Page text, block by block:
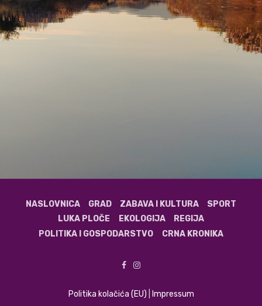
NASLOVNICA GRAD ZABAVA I KULTURA
SPORT
LUKA PLOČE
EKOLOGIJA
REGIJA
POLITIKA I GOSPODARSTVO
CRNA KRONIKA
Politika kolačića (EU) Impressum